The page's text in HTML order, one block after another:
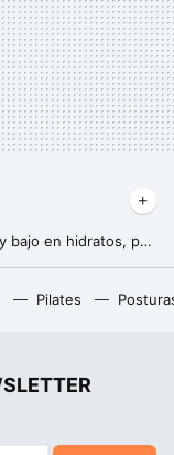
El desayuno más fácil, rico en proteínas y bajo en hidratos, puedes prepararlo con sólo cinco ingredientes
Pilates